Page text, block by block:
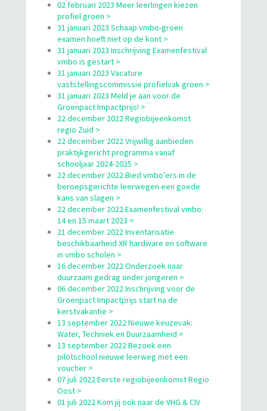
02 februari 2023 Meer leerlingen kiezen
profiel groen >
31 januari 2023 Schaap vmbo-groen
examen hoeft niet op de kont >
31 januari 2023 Inschrijving Examenfestival
vmbo is gestart >
31 januari 2023 Vacature
vaststellingscommissie profielvak groen >
31 januari 2023 Meld je aan voor de
Groenpact Impactprijs! >
22 december 2022 Regiobijeenkomst
regio Zuid >
22 december 2022 Vrijwillig aanbieden
praktijkgericht programma vanaf
schooljaar 2024-2025 >
22 december 2022 Bied vmbo’ers in de
beroepsgerichte leerwegen een goede
kans van slagen >
22 december 2022 Examenfestival vmbo:
14 en 15 maart 2023 >
21 december 2022 Inventarisatie
beschikbaarheid XR hardware en software
in vmbo scholen >
16 december 2022 Onderzoek naar
duurzaam gedrag onder jongeren >
06 december 2022 Inschrijving voor de
Groenpact Impactprijs start na de
kerstvakantie >
13 september 2022 Nieuwe keuzevak:
Water, Techniek en Duurzaamheid >
13 september 2022 Bezoek een
pilotschool nieuwe leerweg met een
voucher >
07 juli 2022 Eerste regiobijeenkomst Regio
Oost >
01 juli 2022 Kom jij ook naar de VHG & CIV